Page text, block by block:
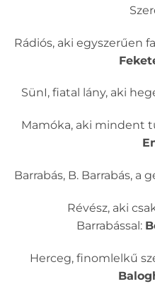
Rádiós, aki egyszerűen
SünI, fiatal lány, aki
Mamóka, aki mindent
Barrabás, B. Barrabás, a
Révész, aki
Barrabással:
Herceg, finomlelkű